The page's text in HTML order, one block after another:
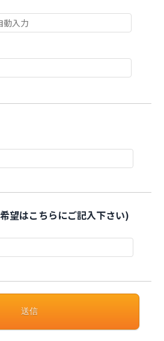
望はこちらにご記入下さい)